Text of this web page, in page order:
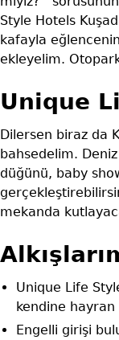
Style Hotels
kafayla
ekleyelim.
Unique
Dilersen biraz da
bahsedelim.
düğünü, baby
mekanda
Unique Life
kendine hayran
Engelli girişi